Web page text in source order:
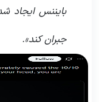
بایننس ایجاد
جبران کند».